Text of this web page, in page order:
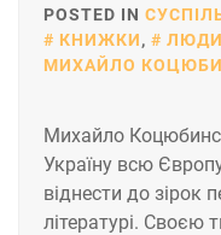
POSTED IN
КНИЖКИ, ЛЮДИ
МИХАЙЛО
Михайло
Україну всю
віднести до зірок
літературі. Своєю